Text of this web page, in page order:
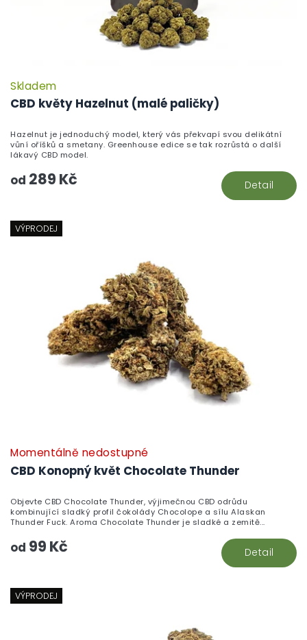
CBD květy Hazelnut (malé paličky)
Skladem
od 289 Kč Detail
Hazelnut je jednoduchý model, který vás překvapí svou delikátní
vůní oříšků a smetany. Greenhouse edice se tak rozrůstá o další
lákavý CBD model.
VÝPRODEJ
CBD Konopný květ Chocolate Thunder
Momentálně nedostupné
od 99 Kč Detail
Objevte CBD Chocolate Thunder, výjimečnou CBD odrůdu
kombinující sladký profil čokolády Chocolope a sílu Alaskan
Thunder Fuck. Aroma Chocolate Thunder je sladké a zemitě...
VÝPRODEJ